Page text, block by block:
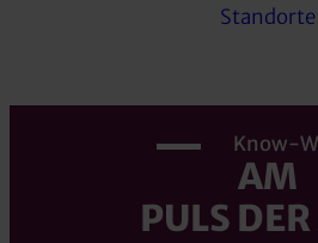
Standorte
Know-
AM
PULS